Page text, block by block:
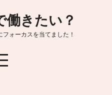
働きたい？
ォーカスを当てました！